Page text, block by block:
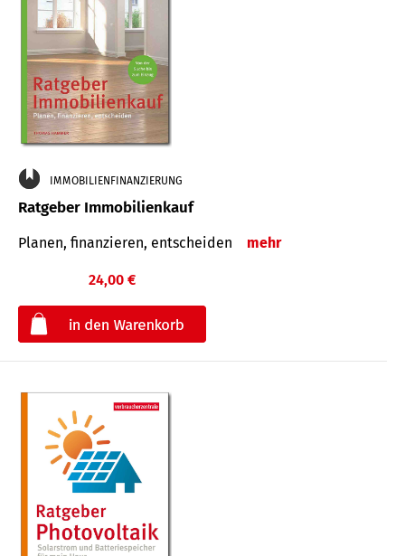
IMMOBILIENFINANZIERUNG
Ratgeber Immobilienkauf
Planen, finanzieren, entscheiden mehr
24,00 €